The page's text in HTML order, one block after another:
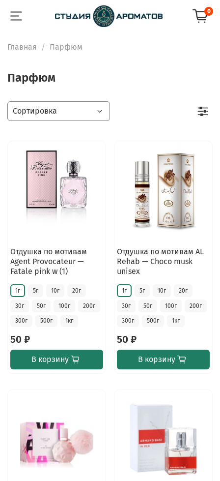
0
Главная Парфюм
Парфюм
Отдушка по мотивам
Agent Provocateur —
Fatale pink w (1)
1г 5г 10г 20г
30г 50г 100г 200г
300г 500г 1кг
50 ₽
В корзину
Отдушка по мотивам AL
Rehab — Choco musk
unisex
1г 5г 10г 20г
30г 50г 100г 200г
300г 500г 1кг
50 ₽
В корзину